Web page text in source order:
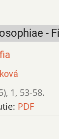
-
, 1, 53-58.
PDF